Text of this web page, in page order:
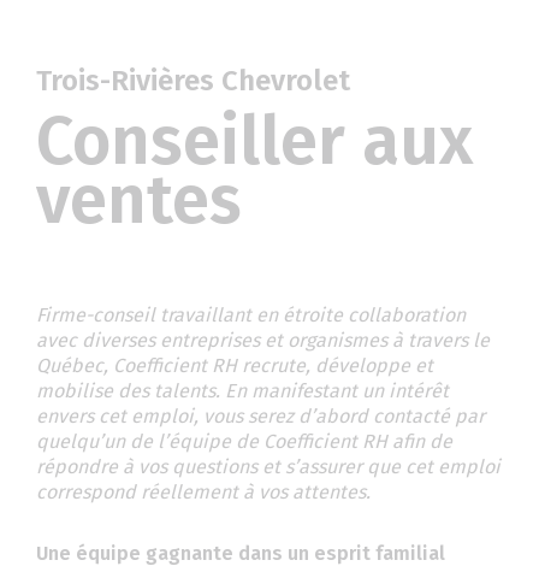
Trois-Rivières Chevrolet
Conseiller aux
ventes
Firme-conseil travaillant en étroite collaboration
avec diverses entreprises et organismes à travers le
Québec, Coefficient RH recrute, développe et
mobilise des talents. En manifestant un intérêt
envers cet emploi, vous serez d’abord contacté par
quelqu’un de l’équipe de Coefficient RH afin de
répondre à vos questions et s’assurer que cet emploi
correspond réellement à vos attentes.
Une équipe gagnante dans un esprit familial